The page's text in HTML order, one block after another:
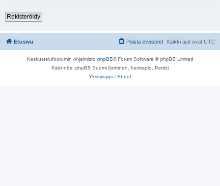
Rekisteröidy
Etusivu Kaikki ajat ovat UTC
Poista evästeet
Keskustelufoorumin ohjelmisto phpBB® Forum Software © phpBB Limited
Käännös: phpBB Suomi (lurttinen, harritapio, Pettis)
Yksityisyys | Ehdot